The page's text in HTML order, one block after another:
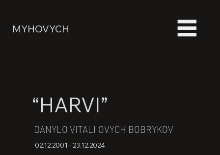
MYHOVYCH
“HARVI”
DANYLO VITALIIOVYCH BOBRYKOV
02.12.2001 - 23.12.2024